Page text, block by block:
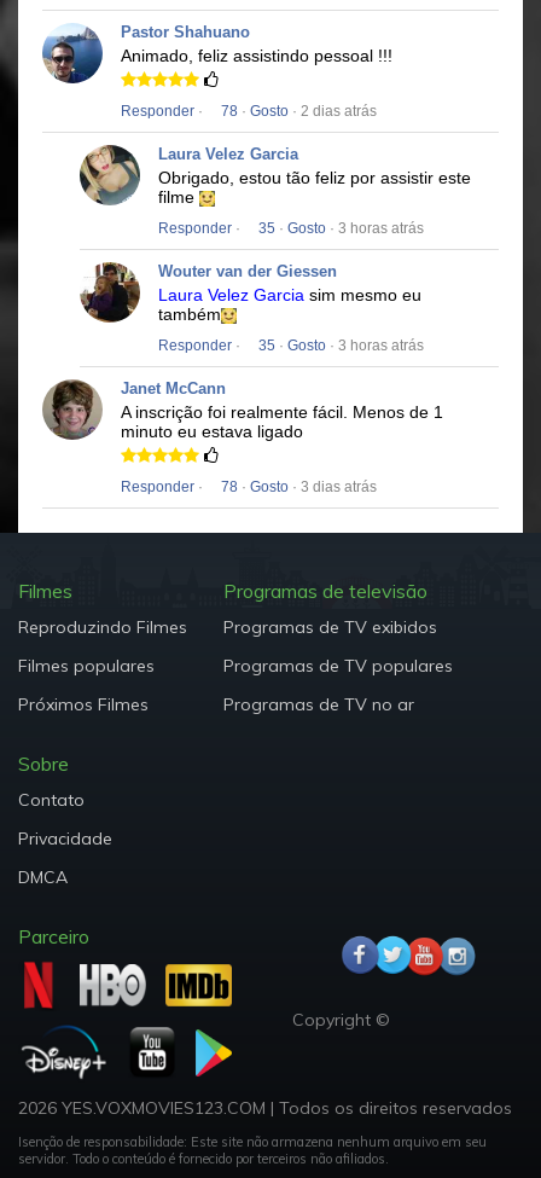
Pastor Shahuano
Animado, feliz assistindo pessoal !!!
Responder · 78 · Gosto · 2 dias atrás
Laura Velez Garcia
Obrigado, estou tão feliz por assistir este
filme
Responder · 35 · Gosto · 3 horas atrás
Wouter van der Giessen
Laura Velez Garcia sim mesmo eu
também
Responder · 35 · Gosto · 3 horas atrás
Janet McCann
A inscrição foi realmente fácil. Menos de 1
minuto eu estava ligado
Responder · 78 · Gosto · 3 dias atrás
Filmes
Reproduzindo Filmes
Filmes populares
Próximos Filmes
Programas de televisão
Programas de TV exibidos
Programas de TV populares
Programas de TV no ar
Sobre
Contato
Privacidade
DMCA
Parceiro
Copyright ©
2026 YES.VOXMOVIES123.COM | Todos os direitos reservados
Isenção de responsabilidade: Este site não armazena nenhum arquivo em seu
servidor. Todo o conteúdo é fornecido por terceiros não afiliados.